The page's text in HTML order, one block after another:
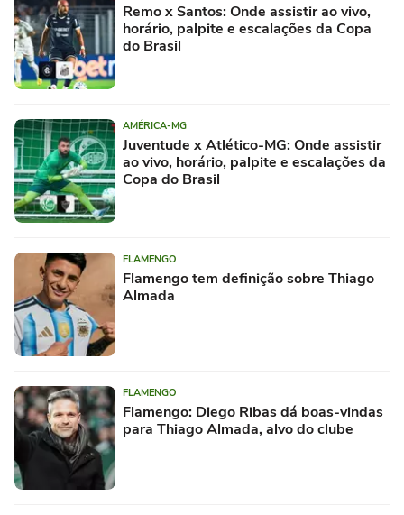
Remo x Santos: Onde assistir ao vivo,
horário, palpite e escalações da Copa
do Brasil
AMÉRICA-MG
Juventude x Atlético-MG: Onde assistir
ao vivo, horário, palpite e escalações da
Copa do Brasil
FLAMENGO
Flamengo tem definição sobre Thiago
Almada
FLAMENGO
Flamengo: Diego Ribas dá boas-vindas
para Thiago Almada, alvo do clube